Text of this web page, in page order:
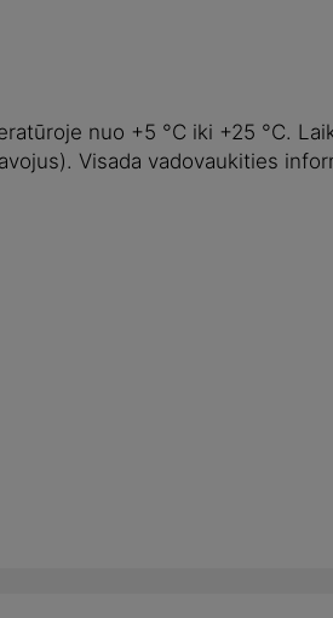
nuo +5 °C iki +25 °C.
Visada vadovaukities